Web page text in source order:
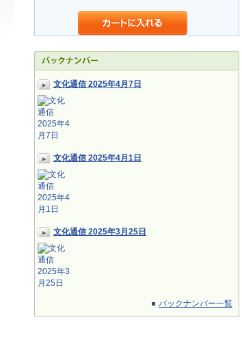
文化通信 2025年4月7日
文化通信 2025年4月1日
文化通信 2025年3月25日
バックナンバー一覧